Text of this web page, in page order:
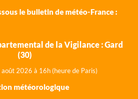
le bulletin de météo-France :
de la Vigilance : Gard
(30)
août 2026 à 16h (heure de Paris)
météorologique